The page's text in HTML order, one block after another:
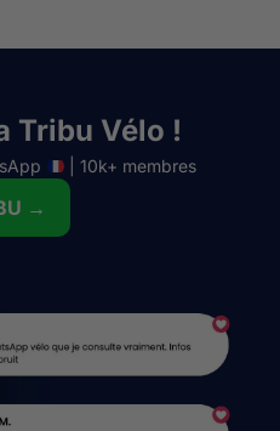
Tribu Vélo !
| 10k+ membres
→